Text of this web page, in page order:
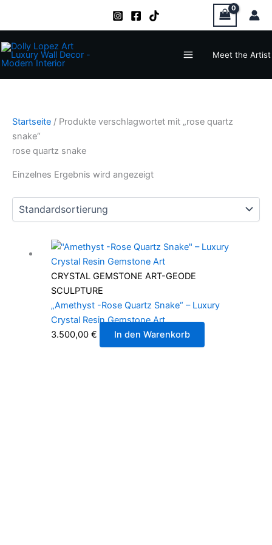
Meet the Artist
Startseite / Produkte verschlagwortet mit „rose quartz
snake“
rose quartz snake
Einzelnes Ergebnis wird angezeigt
CRYSTAL GEMSTONE ART-GEODE
SCULPTURE
„Amethyst -Rose Quartz Snake“ – Luxury
Crystal Resin Gemstone Art
3.500,00 € In den Warenkorb